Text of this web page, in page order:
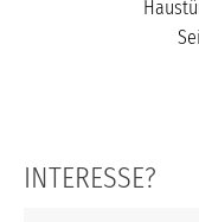
INTERESSE?